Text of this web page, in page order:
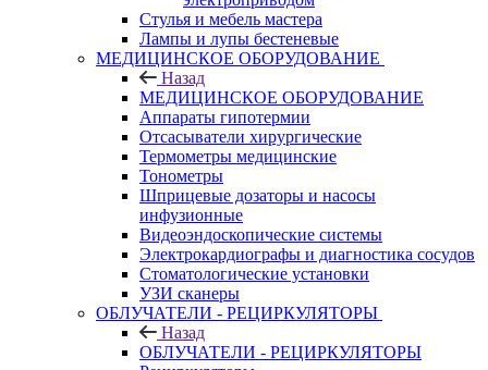
Стулья и мебель мастера
Лампы и лупы бестеневые
МЕДИЦИНСКОЕ ОБОРУДОВАНИЕ
Назад
МЕДИЦИНСКОЕ ОБОРУДОВАНИЕ
Аппараты гипотермии
Отсасыватели хирургические
Термометры медицинские
Тонометры
Шприцевые дозаторы и насосы
инфузионные
Видеоэндоскопические системы
Электрокардиографы и диагностика сосудов
Стоматологические установки
УЗИ сканеры
ОБЛУЧАТЕЛИ - РЕЦИРКУЛЯТОРЫ
Назад
ОБЛУЧАТЕЛИ - РЕЦИРКУЛЯТОРЫ